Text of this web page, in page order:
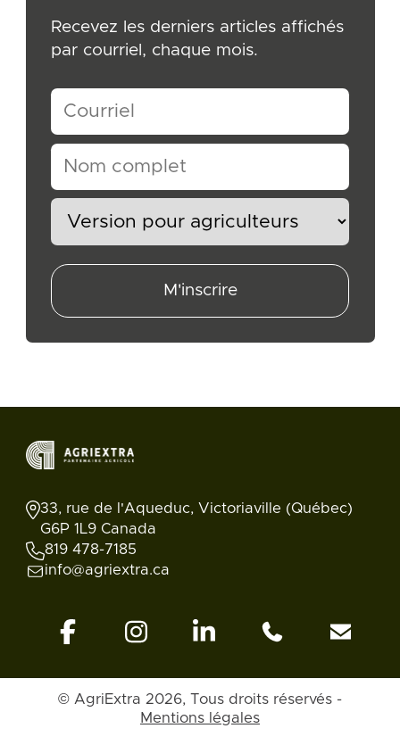
Recevez les derniers articles affichés
par courriel, chaque mois.
M'inscrire
33, rue de l'Aqueduc, Victoriaville (Québec)
G6P 1L9 Canada
819 478-7185
info@agriextra.ca
© AgriExtra 2026, Tous droits réservés -
Mentions légales
Annonces Rechercher Blogue Compte
Retour en